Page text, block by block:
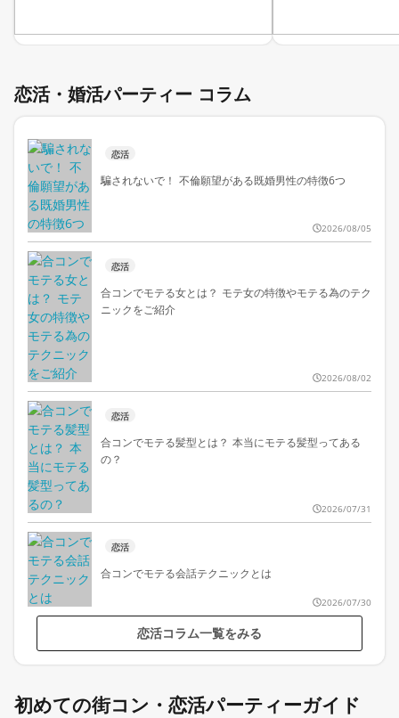
恋活・婚活パーティー コラム
恋活
騙されないで！ 不倫願望がある既婚男性の特徴6つ
2026/08/05
恋活
合コンでモテる女とは？ モテ女の特徴やモテる為のテク
ニックをご紹介
2026/08/02
恋活
合コンでモテる髪型とは？ 本当にモテる髪型ってある
の？
2026/07/31
恋活
合コンでモテる会話テクニックとは
2026/07/30
恋活コラム一覧をみる
初めての街コン・恋活パーティーガイド